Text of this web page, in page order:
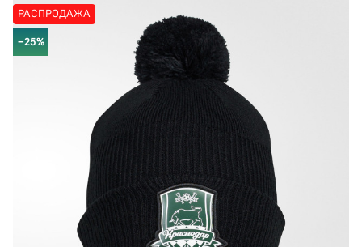
РАСПРОДАЖА
−25%